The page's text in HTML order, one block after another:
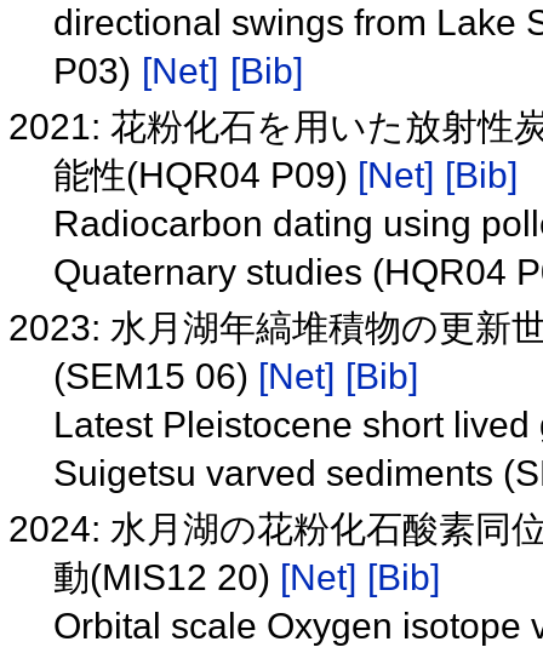
directional swings from Lake
P03) [Net] [Bib]
2021: 花粉化石を用いた放射性
能性(HQR04 P09) [Net] [Bib]
Radiocarbon dating using
Quaternary studies (HQR04
2023: 水月湖年縞堆積物の更新
(SEM15 06) [Net] [Bib]
Latest Pleistocene short
Suigetsu varved sediments
2024: 水月湖の花粉化石酸素同
動(MIS12 20) [Net] [Bib]
Orbital scale Oxygen isotope